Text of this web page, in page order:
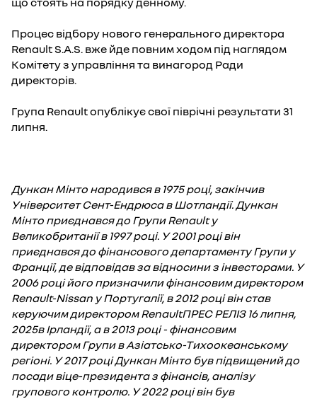
Процес відбору нового генерального директора
Renault S.A.S. вже йде повним ходом під наглядом
Комітету з управління та винагород Ради
директорів.
Група Renault опублікує свої піврічні результати 31
липня.
Дункан Мінто народився в 1975 році, закінчив
Університет Сент-Ендрюса в Шотландії. Дункан
Мінто приєднався до Групи Renault у
Великобританії в 1997 році. У 2001 році він
приєднався до фінансового департаменту Групи у
Франції, де відповідав за відносини з інвесторами. У
2006 році його призначили фінансовим директором
Renault-Nissan у Португалії, в 2012 році він став
керуючим директором RenaultПРЕС РЕЛІЗ 16 липня,
2025в Ірландії, а в 2013 році - фінансовим
директором Групи в Азіатсько-Тихоокеанському
регіоні. У 2017 році Дункан Мінто був підвищений до
посади віце-президента з фінансів, аналізу
групового контролю. У 2022 році він був